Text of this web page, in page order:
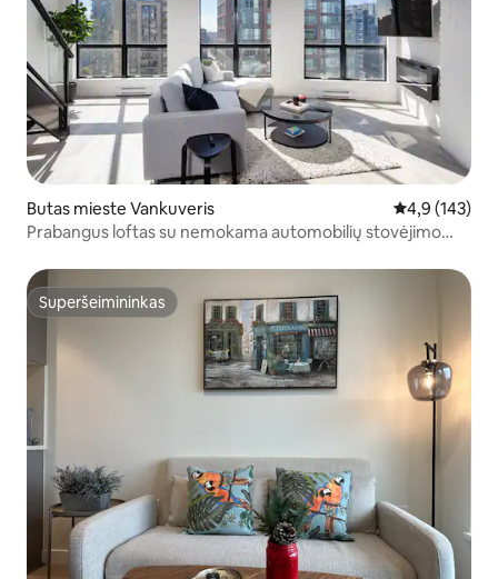
Butas mieste Vankuveris Vidutinis
4,9 (143)
Prabangus loftas su nemokama automobilių stovėjimo
Superšeimininkas
Superšeimininkas